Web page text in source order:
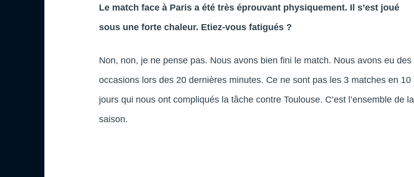
Le match face à Paris a été très éprouvant physiquement. Il s’est joué
sous une forte chaleur. Etiez-vous fatigués ?
Non, non, je ne pense pas. Nous avons bien fini le match. Nous avons eu des
occasions lors des 20 dernières minutes. Ce ne sont pas les 3 matches en 10
jours qui nous ont compliqués la tâche contre Toulouse. C’est l’ensemble de la
saison.